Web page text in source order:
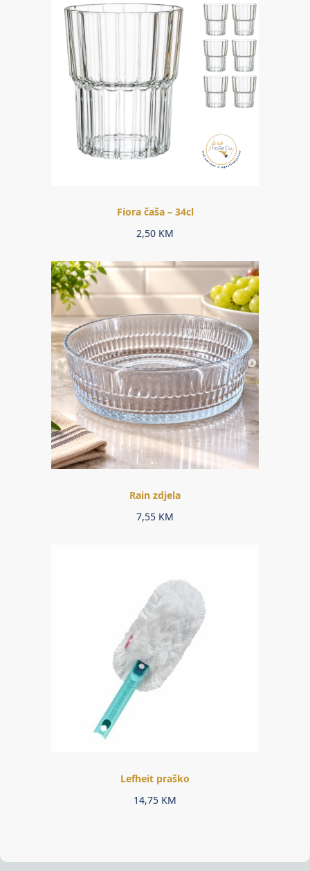
Fiora čaša – 34cl
2,50 KM
Rain zdjela
7,55 KM
Lefheit praško
14,75 KM